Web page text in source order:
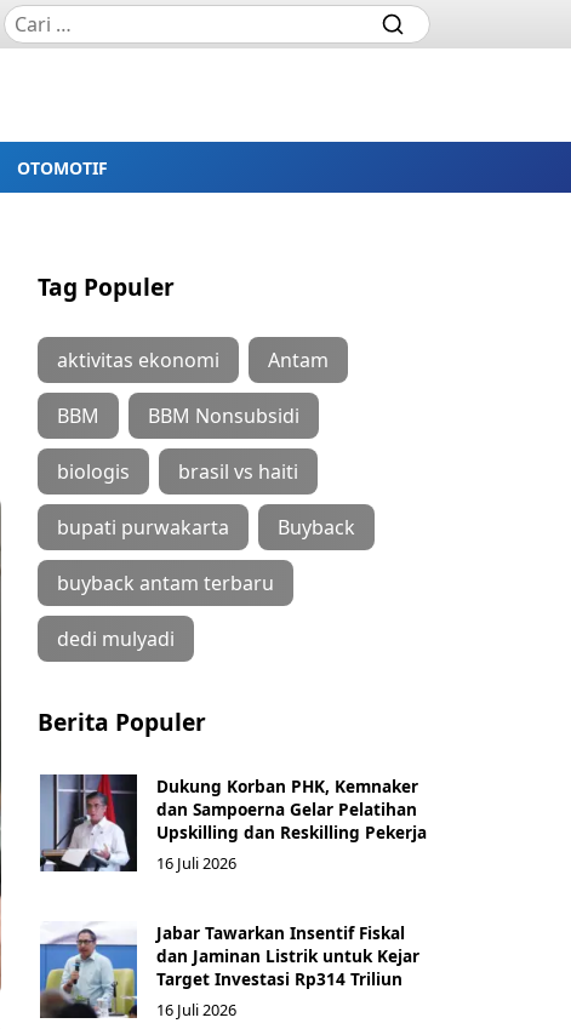
OTOMOTIF
Tag Populer
aktivitas ekonomi Antam
BBM BBM Nonsubsidi
biologis brasil vs haiti
bupati purwakarta Buyback
buyback antam terbaru
dedi mulyadi
Berita Populer
Dukung Korban PHK, Kemnaker
dan Sampoerna Gelar Pelatihan
Upskilling dan Reskilling Pekerja
16 Juli 2026
Jabar Tawarkan Insentif Fiskal
dan Jaminan Listrik untuk Kejar
Target Investasi Rp314 Triliun
16 Juli 2026